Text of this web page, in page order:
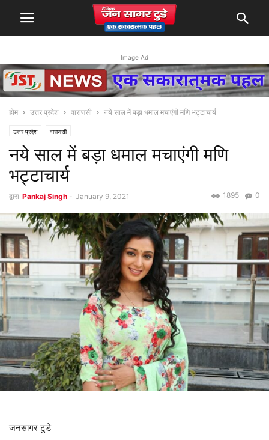
Image Ad
होम उत्तर प्रदेश वाराणसी नये साल में बड़ा धमाल मचाएंगी मणि भट्टाचार्य
उत्तर प्रदेश वाराणसी
नये साल में बड़ा धमाल मचाएंगी मणि
भट्टाचार्य
द्वारा Pankaj Singh - January 9, 2021 0
1895
जनसागर टुडे